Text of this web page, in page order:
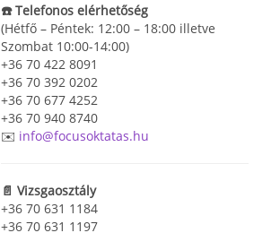
☎️ Telefonos elérhetőség
(Hétfő – Péntek: 12:00 – 18:00 illetve
Szombat 10:00-14:00)
+36 70 422 8091
+36 70 392 0202
+36 70 677 4252
+36 70 940 8740
✉️ info@focusoktatas.hu
📄 Vizsgaosztály
+36 70 631 1184
+36 70 631 1197